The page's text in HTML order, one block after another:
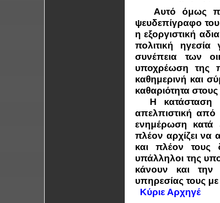
Αυτό όμως που
ψευδεπίγραφο
η εξοργιστική
πολιτική
συνέπεια των
υποχρέωση της
καθημερινή και
καθαριότητα
Η κατάσταση
απελπιστική από
ενημέρωση κατά
πλέον αρχίζει να
και πλέον
υπάλληλοι της
κάνουν και την
υπηρεσίας τους
Κύριε Αρχηγέ